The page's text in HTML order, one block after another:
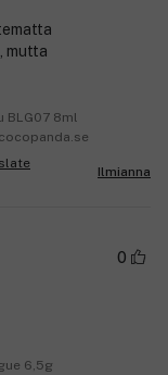
mutta
BLG07 8ml
Ilmianna
0
6,5g